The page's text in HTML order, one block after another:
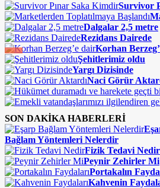
Survivor
Dalgalar 2,5 metre
Rezidans Dairede
Korhan
Şehitlerimiz oldu
Yargı Dizisinde
Naci Görür
SON DAKİKA HABERLERİ
Bağlam Yöntemleri Nelerdir
Fizik Tedavi Nedir
Peynir Zehirler Mi
Portakalın
Kahvenin